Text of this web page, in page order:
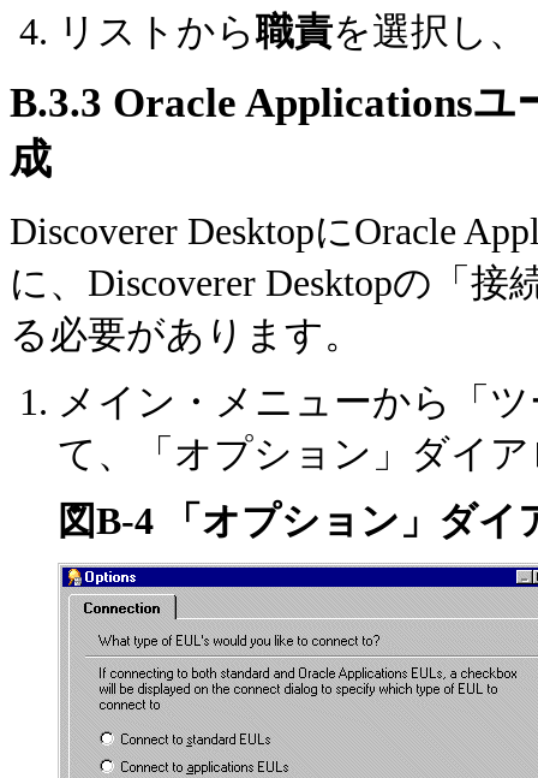
リストから職責を選択し、
B.3.3 Oracle Applications
成
Discoverer DesktopにOracle
に、Discoverer Desktopの 「
る必要があります。
メイン・メニューから「
て、「オプション」ダイ
図B-4 「オプション」ダイ